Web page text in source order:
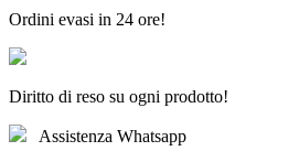
Ordini evasi in 24 ore!
Diritto di reso su ogni prodotto!
Assistenza Whatsapp